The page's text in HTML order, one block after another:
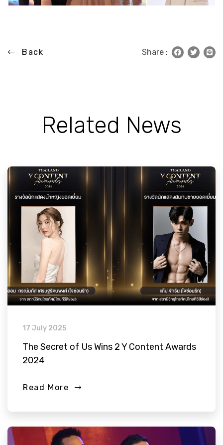
Back Share :
Related News
17 July 2025
The Secret of Us Wins 2 Y Content Awards
2024
Read More